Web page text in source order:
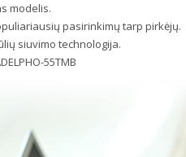
modelis.
pasirinkimų tarp pirkėjų.
siuvimo technologija.
55TMB